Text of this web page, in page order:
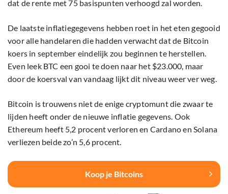
dat de rente met 75 basispunten verhoogd zal worden.
De laatste inflatiegegevens hebben roet in het eten gegooid
voor alle handelaren die hadden verwacht dat de Bitcoin
koers in september eindelijk zou beginnen te herstellen.
Even leek BTC een gooi te doen naar het $23.000, maar
door de koersval van vandaag lijkt dit niveau weer ver weg.
Bitcoin is trouwens niet de enige cryptomunt die zwaar te
lijden heeft onder de nieuwe inflatie gegevens. Ook
Ethereum heeft 5,2 procent verloren en Cardano en Solana
verliezen beide zo’n 5,6 procent.
Koop je Bitcoins